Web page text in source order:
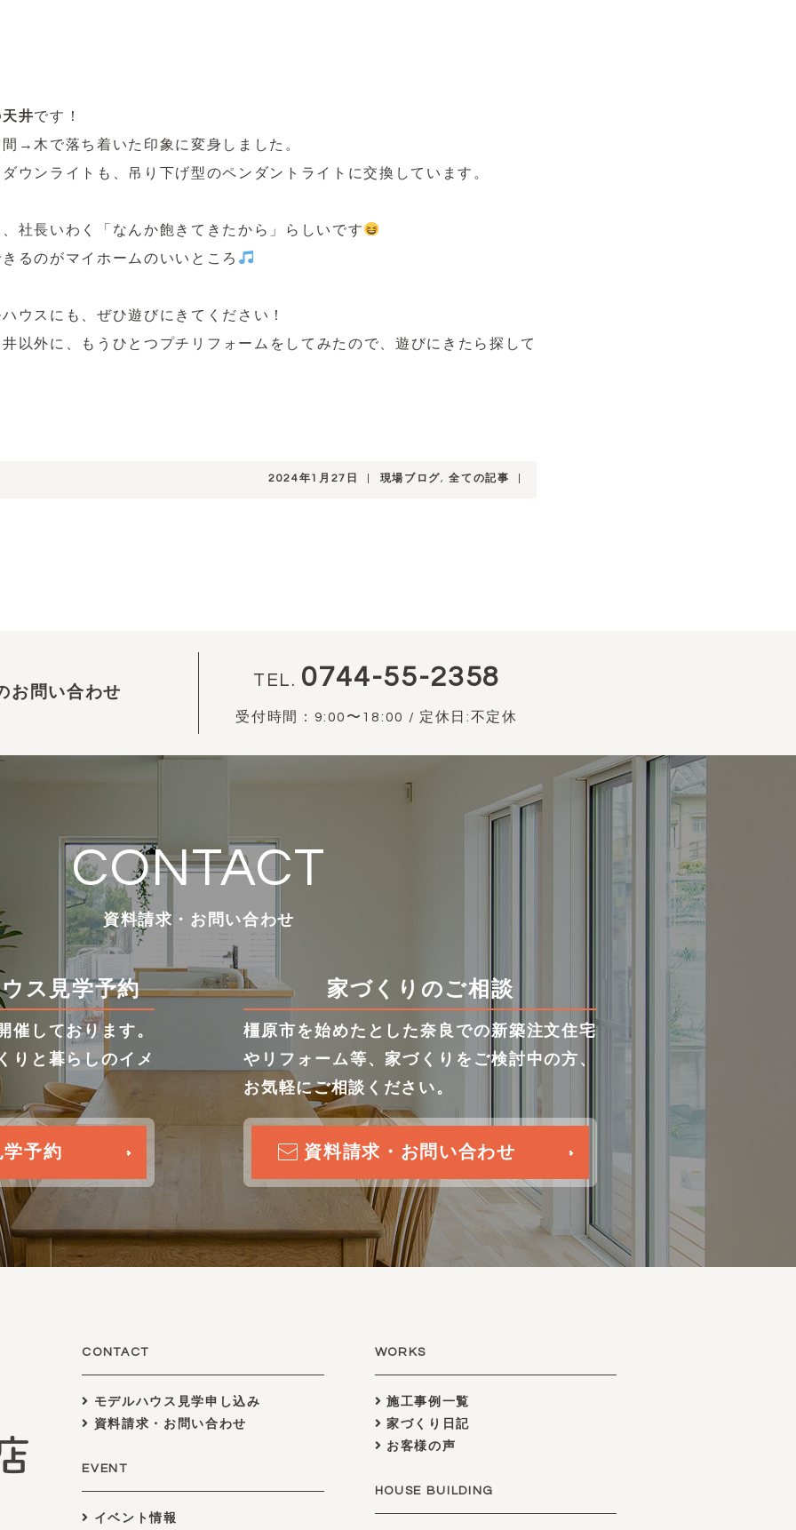
井です！
→木で落ち着いた印象に変身しました。
ウンライトも、吊り下げ型のペンダントライトに交換しています。
社長いわく「なんか飽きてきたから」らしいです
るのがマイホームのいいところ
ウスにも、ぜひ遊びにきてください！
以外に、もうひとつプチリフォームをしてみたので、遊びにきたら探して
2024年1月27日 現場ブログ,全ての記事
お問い合わせ
TEL. 0744-55-2358
受付時間：9:00〜18:00 / 定休日:不定休
CONTACT
資料請求・お問い合わせ
ス見学予約
催しております。
りと暮らしのイメ
予約
家づくりのご相談
橿原市を始めたとした奈良での新築注文住宅
やリフォーム等、家づくりをご検討中の方、
お気軽にご相談ください。
資料請求・お問い合わせ
CONTACT
モデルハウス見学申し込み
資料請求・お問い合わせ
EVENT
イベント情報
WORKS
施工事例一覧
家づくり日記
お客様の声
HOUSE BUILDING